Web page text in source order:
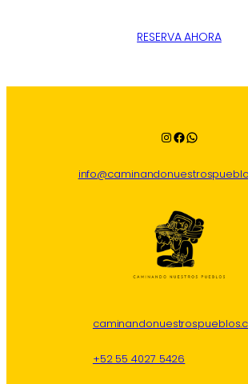
RESERVA AHORA
InstagramFacebook WhatsApp
+52 55 4027 5426